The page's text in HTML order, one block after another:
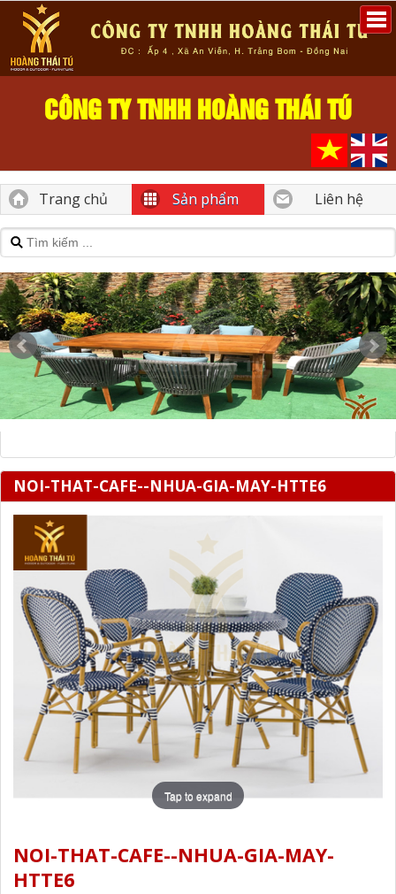
CÔNG TY TNHH HOÀNG THÁI TÚ
Trang chủ Sản phẩm Liên hệ
NOI-THAT-CAFE--NHUA-GIA-MAY-HTTE6
Tap to expand
NOI-THAT-CAFE--NHUA-GIA-MAY-
HTTE6